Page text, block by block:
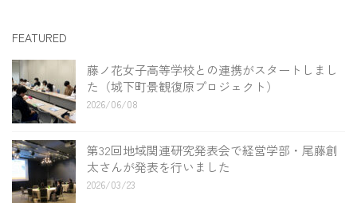
FEATURED
藤ノ花女子高等学校との連携がスタートしまし
た（城下町景観復原プロジェクト）
2026/06/08
第32回地域関連研究発表会で経営学部・尾藤創
太さんが発表を行いました
2026/03/23